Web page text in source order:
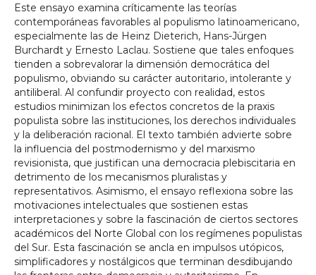
Este ensayo examina críticamente las teorías
contemporáneas favorables al populismo latinoamericano,
especialmente las de Heinz Dieterich, Hans-Jürgen
Burchardt y Ernesto Laclau. Sostiene que tales enfoques
tienden a sobrevalorar la dimensión democrática del
populismo, obviando su carácter autoritario, intolerante y
antiliberal. Al confundir proyecto con realidad, estos
estudios minimizan los efectos concretos de la praxis
populista sobre las instituciones, los derechos individuales
y la deliberación racional. El texto también advierte sobre
la influencia del postmodernismo y del marxismo
revisionista, que justifican una democracia plebiscitaria en
detrimento de los mecanismos pluralistas y
representativos. Asimismo, el ensayo reflexiona sobre las
motivaciones intelectuales que sostienen estas
interpretaciones y sobre la fascinación de ciertos sectores
académicos del Norte Global con los regímenes populistas
del Sur. Esta fascinación se ancla en impulsos utópicos,
simplificadores y nostálgicos que terminan desdibujando